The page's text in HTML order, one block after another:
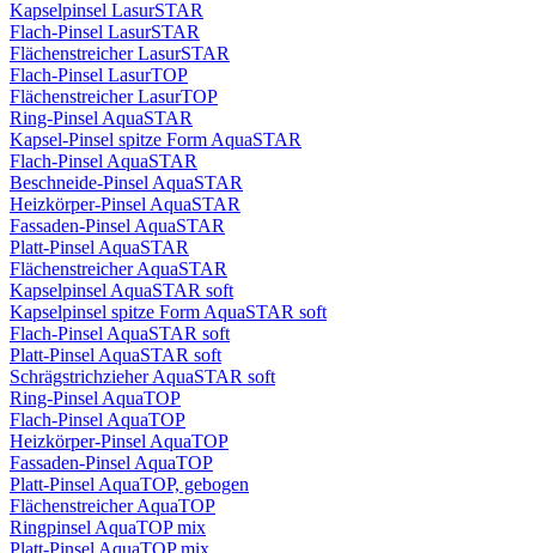
Kapselpinsel LasurSTAR
Flach-Pinsel LasurSTAR
Flächenstreicher LasurSTAR
Flach-Pinsel LasurTOP
Flächenstreicher LasurTOP
Ring-Pinsel AquaSTAR
Kapsel-Pinsel spitze Form AquaSTAR
Flach-Pinsel AquaSTAR
Beschneide-Pinsel AquaSTAR
Heizkörper-Pinsel AquaSTAR
Fassaden-Pinsel AquaSTAR
Platt-Pinsel AquaSTAR
Flächenstreicher AquaSTAR
Kapselpinsel AquaSTAR soft
Kapselpinsel spitze Form AquaSTAR soft
Flach-Pinsel AquaSTAR soft
Platt-Pinsel AquaSTAR soft
Schrägstrichzieher AquaSTAR soft
Ring-Pinsel AquaTOP
Flach-Pinsel AquaTOP
Heizkörper-Pinsel AquaTOP
Fassaden-Pinsel AquaTOP
Platt-Pinsel AquaTOP, gebogen
Flächenstreicher AquaTOP
Ringpinsel AquaTOP mix
Platt-Pinsel AquaTOP mix